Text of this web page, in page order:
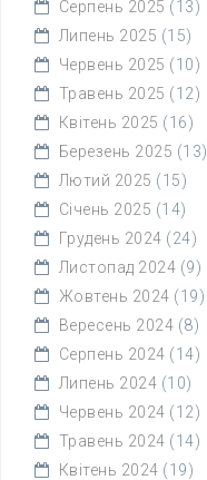
Серпень 2025 (13)
Липень 2025 (15)
Червень 2025 (10)
Травень 2025 (12)
Квітень 2025 (16)
Березень 2025 (13)
Лютий 2025 (15)
Січень 2025 (14)
Грудень 2024 (24)
Листопад 2024 (9)
Жовтень 2024 (19)
Вересень 2024 (8)
Серпень 2024 (14)
Липень 2024 (10)
Червень 2024 (12)
Травень 2024 (14)
Квітень 2024 (19)